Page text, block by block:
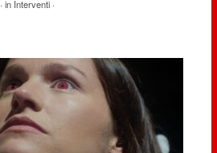
in Interventi·